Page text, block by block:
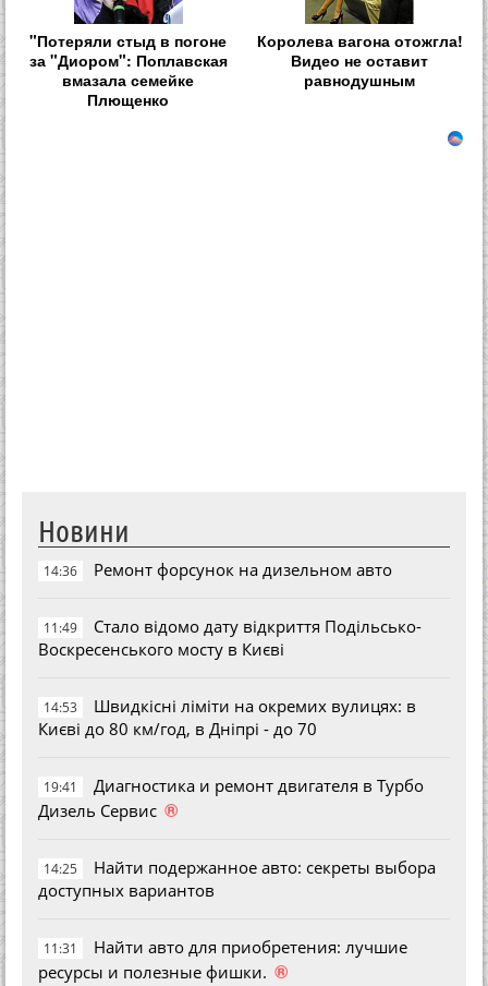
"Потеряли стыд в погоне
за "Диором": Поплавская
вмазала семейке
Плющенко
Королева вагона отожгла!
Видео не оставит
равнодушным
Новини
14:36 Ремонт форсунок на дизельном авто
11:49
Стало відомо дату відкриття Подільсько-
Воскресенського мосту в Києві
14:53
Швидкісні ліміти на окремих вулицях: в
Києві до 80 км/год, в Дніпрі - до 70
19:41
Диагностика и ремонт двигателя в Турбо
Дизель Сервис ®
14:25
Найти подержанное авто: секреты выбора
доступных вариантов
11:31
Найти авто для приобретения: лучшие
ресурсы и полезные фишки. ®